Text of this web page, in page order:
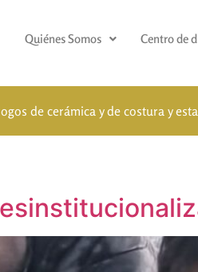
Quiénes Somos Centro de
de cerámica y de costura y